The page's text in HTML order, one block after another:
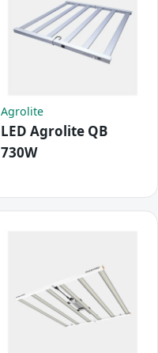
Agrolite
LED Agrolite QB
730W